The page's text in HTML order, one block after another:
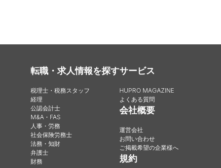
転職・求人情報を探す
税理士・税務スタッフ
経理
公認会計士
M&A・FAS
人事・労務
社会保険労務士
法務・知財
弁護士
財務
サービス
HUPRO MAGAZINE
よくある質問
会社概要
運営会社
お問い合わせ
ご掲載希望の企業様へ
規約